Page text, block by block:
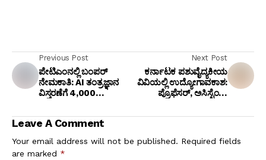
Previous Post
ಪೇಟಿಎಂನಲ್ಲಿ ಬಂಪರ್
ನೇಮಕಾತಿ: AI ತಂತ್ರಜ್ಞಾನ
ವಿಸ್ತರಣೆಗೆ 4,000
Next Post
ಕರ್ನಾಟಕ ಪಶುವೈದ್ಯಕೀಯ
ವಿವಿಯಲ್ಲಿ ಉದ್ಯೋಗಾವಕಾಶ:
ಪ್ರೊಫೆಸರ್, ಅಸಿಸ್ಟೆಂಟ್
ಆಹ್ವಾನ, ₹2.18 ಲಕ್ಷದವರೆಗೆ
Leave A Comment
Your email address will not be published. Required fields
are marked *